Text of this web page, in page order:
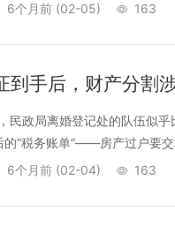
6个月前 (02-05) 163
到手后，财产分割
民政局离婚登记处的队伍似
的“税务账单”——房产过户要
6个月前 (02-04) 163